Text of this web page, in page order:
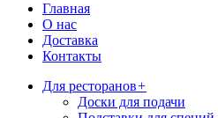
Главная
О нас
Доставка
Контакты
Для ресторанов+
Доски для подачи